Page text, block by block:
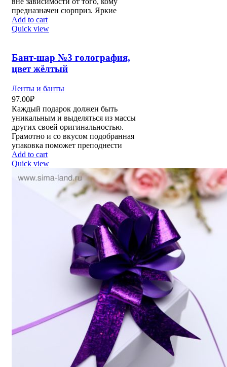
предназначен сюрприз. Яркие
Add to cart
Quick view
Бант-шар №3 голография,
цвет жёлтый
Ленты и банты
97.00₽
Каждый подарок должен быть
уникальным и выделяться из массы
других своей оригинальностью.
Грамотно и со вкусом подобранная
упаковка поможет преподнести
Add to cart
Quick view